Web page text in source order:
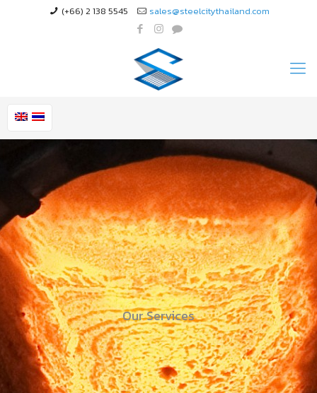
(+66) 2 138 5545 sales@steelcitythailand.com
Our Services